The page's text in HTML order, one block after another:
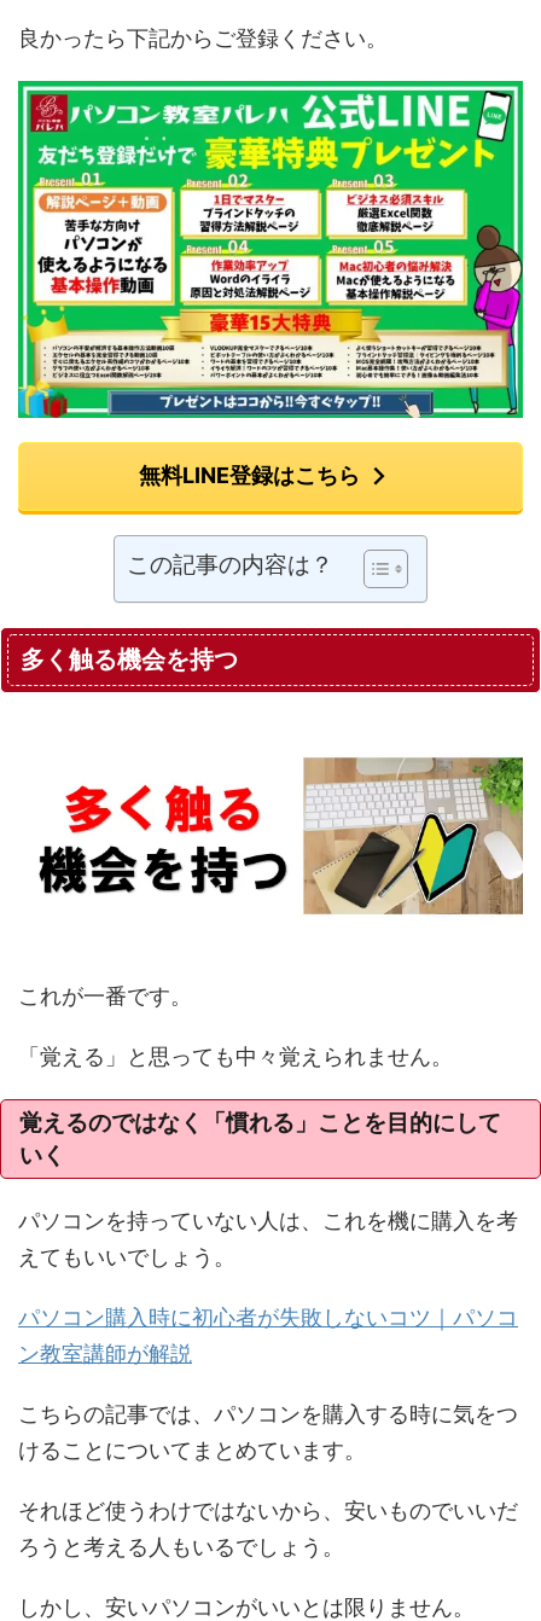
良かったら下記からご登録ください。
無料LINE登録はこちら
この記事の内容は？
多く触る機会を持つ
これが一番です。
「覚える」と思っても中々覚えられません。
覚えるのではなく「慣れる」ことを目的にして
いく
パソコンを持っていない人は、これを機に購入を考
えてもいいでしょう。
パソコン購入時に初心者が失敗しないコツ｜パソコ
ン教室講師が解説
こちらの記事では、パソコンを購入する時に気をつ
けることについてまとめています。
それほど使うわけではないから、安いものでいいだ
ろうと考える人もいるでしょう。
しかし、安いパソコンがいいとは限りません。